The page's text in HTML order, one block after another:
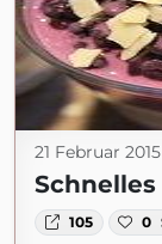
21 Februar 2015
105 0